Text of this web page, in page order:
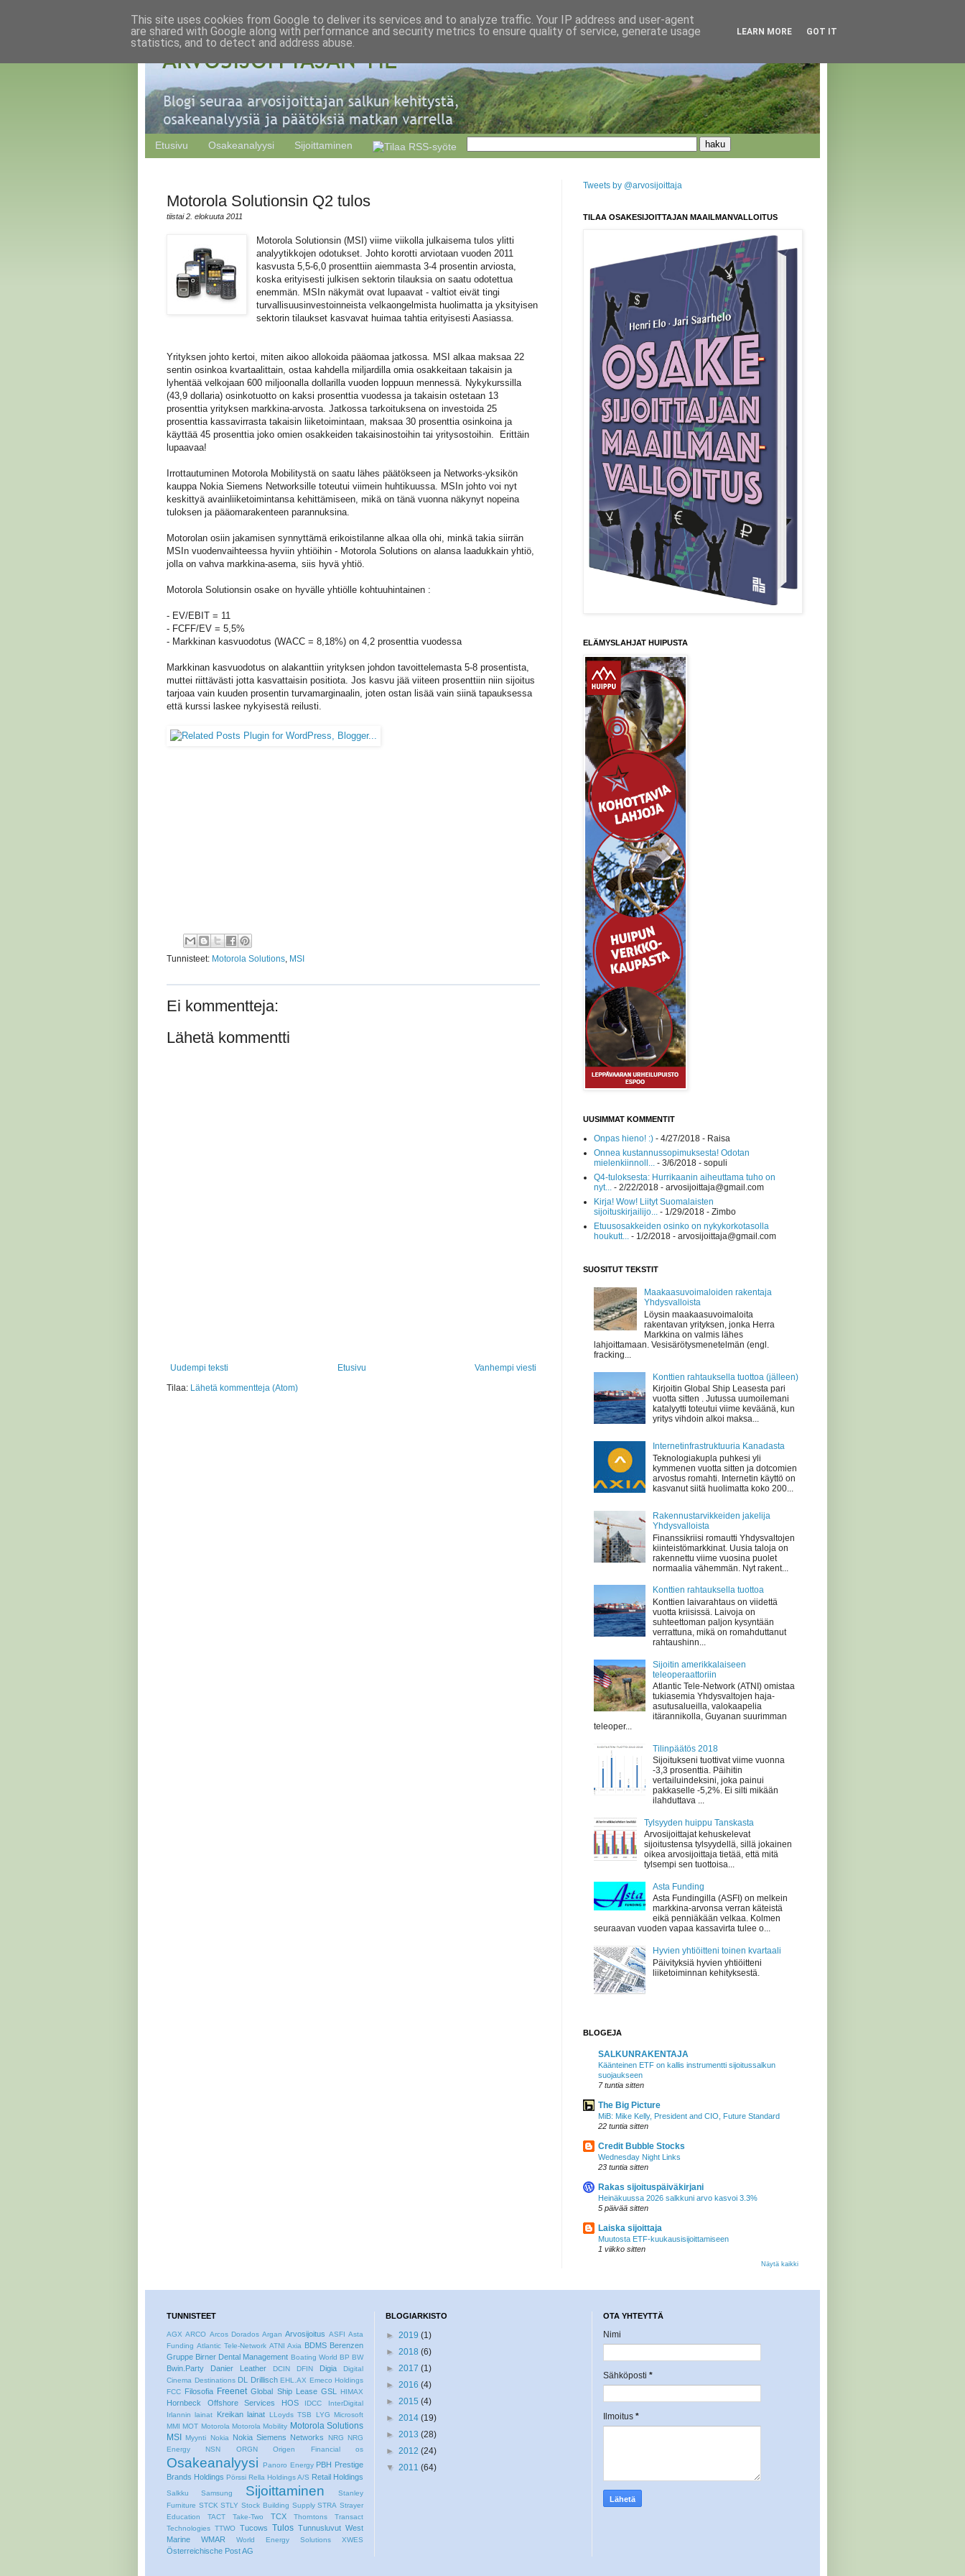
Etusivu Osakeanalyysi Sijoittaminen
Motorola Solutionsin Q2 tulos
tiistai 2. elokuuta 2011
Motorola Solutionsin (MSI) viime viikolla julkaisema tulos ylitti
analyytikkojen odotukset. Johto korotti arviotaan vuoden 2011
kasvusta 5,5-6,0 prosenttiin aiemmasta 3-4 prosentin arviosta,
koska erityisesti julkisen sektorin tilauksia on saatu odotettua
enemmän. MSIn näkymät ovat lupaavat - valtiot eivät tingi
turvallisuusinvestoinneista velkaongelmista huolimatta ja yksityisen
sektorin tilaukset kasvavat huimaa tahtia erityisesti Aasiassa.
Yrityksen johto kertoi, miten aikoo allokoida pääomaa jatkossa. MSI alkaa maksaa 22
sentin osinkoa kvartaalittain, ostaa kahdella miljardilla omia osakkeitaan takaisin ja
lyhentää velkojaan 600 miljoonalla dollarilla vuoden loppuun mennessä. Nykykurssilla
(43,9 dollaria) osinkotuotto on kaksi prosenttia vuodessa ja takaisin ostetaan 13
prosenttia yrityksen markkina-arvosta. Jatkossa tarkoituksena on investoida 25
prosenttia kassavirrasta takaisin liiketoimintaan, maksaa 30 prosenttia osinkoina ja
käyttää 45 prosenttia joko omien osakkeiden takaisinostoihin tai yritysostoihin. Erittäin
lupaavaa!
Irrottautuminen Motorola Mobilitystä on saatu lähes päätökseen ja Networks-yksikön
kauppa Nokia Siemens Networksille toteutui viimein huhtikuussa. MSIn johto voi nyt
keskittyä avainliiketoimintansa kehittämiseen, mikä on tänä vuonna näkynyt nopeina
tuloksen ja pääomarakenteen parannuksina.
Motorolan osiin jakamisen synnyttämä erikoistilanne alkaa olla ohi, minkä takia siirrän
MSIn vuodenvaihteessa hyviin yhtiöihin - Motorola Solutions on alansa laadukkain yhtiö,
jolla on vahva markkina-asema, siis hyvä yhtiö.
Motorola Solutionsin osake on hyvälle yhtiölle kohtuuhintainen :
- EV/EBIT = 11
- FCFF/EV = 5,5%
- Markkinan kasvuodotus (WACC = 8,18%) on 4,2 prosenttia vuodessa
Markkinan kasvuodotus on alakanttiin yrityksen johdon tavoittelemasta 5-8 prosentista,
muttei riittävästi jotta kasvattaisin positiota. Jos kasvu jää viiteen prosenttiin niin sijoitus
tarjoaa vain kuuden prosentin turvamarginaalin, joten ostan lisää vain siinä tapauksessa
että kurssi laskee nykyisestä reilusti.
Tunnisteet: Motorola Solutions MSI
Ei kommentteja:
Lähetä kommentti
Uudempi teksti Vanhempi viesti
Etusivu
Tilaa: Lähetä kommentteja (Atom)
Tweets by @arvosijoittaja
TILAA OSAKESIJOITTAJAN MAAILMANVALLOITUS
ELÄMYSLAHJAT HUIPUSTA
UUSIMMAT KOMMENTIT
Onpas hieno! :) - 4/27/2018 - Raisa
Onnea kustannussopimuksesta! Odotan
mielenkiinnoll... - 3/6/2018 - sopuli
Q4-tuloksesta: Hurrikaanin aiheuttama tuho on
nyt... - 2/22/2018 - arvosijoittaja@gmail.com
Kirja! Wow! Liityt Suomalaisten
sijoituskirjailijo... - 1/29/2018 - Zimbo
Etuusosakkeiden osinko on nykykorkotasolla
houkutt... - 1/2/2018 - arvosijoittaja@gmail.com
SUOSITUT TEKSTIT
Maakaasuvoimaloiden rakentaja
Yhdysvalloista
Löysin maakaasuvoimaloita
rakentavan yrityksen, jonka Herra
Markkina on valmis lähes
lahjoittamaan. Vesisärötysmenetelmän (engl.
fracking...
Konttien rahtauksella tuottoa (jälleen)
Kirjoitin Global Ship Leasesta pari
vuotta sitten . Jutussa uumoilemani
katalyytti toteutui viime keväänä, kun
yritys vihdoin alkoi maksa...
Internetinfrastruktuuria Kanadasta
Teknologiakupla puhkesi yli
kymmenen vuotta sitten ja dotcomien
arvostus romahti. Internetin käyttö on
kasvanut siitä huolimatta koko 200...
Rakennustarvikkeiden jakelija
Yhdysvalloista
Finanssikriisi romautti Yhdysvaltojen
kiinteistömarkkinat. Uusia taloja on
rakennettu viime vuosina puolet
normaalia vähemmän. Nyt rakent...
Konttien rahtauksella tuottoa
Konttien laivarahtaus on viidettä
vuotta kriisissä. Laivoja on
suhteettoman paljon kysyntään
verrattuna, mikä on romahduttanut
rahtaushinn...
Sijoitin amerikkalaiseen
teleoperaattoriin
Atlantic Tele-Network (ATNI) omistaa
tukiasemia Yhdysvaltojen haja-
asutusalueilla, valokaapelia
itärannikolla, Guyanan suurimman
teleoper...
Tilinpäätös 2018
Sijoitukseni tuottivat viime vuonna
-3,3 prosenttia. Päihitin
vertailuindeksini, joka painui
pakkaselle -5,2%. Ei silti mikään
ilahduttava ...
Tylsyyden huippu Tanskasta
Arvosijoittajat kehuskelevat
sijoitustensa tylsyydellä, sillä jokainen
oikea arvosijoittaja tietää, että mitä
tylsempi sen tuottoisa...
Asta Funding
Asta Fundingilla (ASFI) on melkein
markkina-arvonsa verran käteistä
eikä penniäkään velkaa. Kolmen
seuraavan vuoden vapaa kassavirta tulee o...
Hyvien yhtiöitteni toinen kvartaali
Päivityksiä hyvien yhtiöitteni
liiketoiminnan kehityksestä.
BLOGEJA
SALKUNRAKENTAJA
Käänteinen ETF on kallis instrumentti sijoitussalkun
suojaukseen
7 tuntia sitten
The Big Picture
MiB: Mike Kelly, President and CIO, Future Standard
22 tuntia sitten
Credit Bubble Stocks
Wednesday Night Links
23 tuntia sitten
Rakas sijoituspäiväkirjani
Heinäkuussa 2026 salkkuni arvo kasvoi 3.3%
5 päivää sitten
Laiska sijoittaja
Muutosta ETF-kuukausisijoittamiseen
1 viikko sitten
Näytä kaikki
TUNNISTEET
AGX ARCO Arcos Dorados Argan Arvosijoitus ASFI Asta
Funding Atlantic Tele-Network ATNI Axia BDMS Berenzen
Gruppe Birner Dental Management Boating World BP BW
Bwin.Party Danier Leather DCIN DFIN Digia
Digital
Cinema Destinations DL Drillisch EHL.AX Emeco Holdings
FCC Filosofia Freenet Global Ship Lease GSL HIMAX
Hornbeck Offshore Services HOS IDCC
InterDigital
Irlannin lainat
Kreikan lainat LLoyds TSB LYG Microsoft
MMI MOT Motorola Motorola Mobility Motorola Solutions
MSI Myynti Nokia Nokia Siemens Networks NRG NRG
Energy
NSN ORGN Origen Financial os
Osakeanalyysi Panoro Energy PBH Prestige
Brands Holdings Pörssi Rella Holdings A/S Retail Holdings
Salkku Samsung Sijoittaminen
Stanley
Furniture STCK STLY Stock Building Supply STRA Strayer
Education
TACT Take-Two TCX Thorntons
Transact
Technologies TTWO Tucows Tulos Tunnusluvut West
Marine
WMAR World Energy Solutions XWES
Österreichische Post AG
BLOGIARKISTO
► 2019 (1)
► 2018 (6)
► 2017 (1)
► 2016 (4)
► 2015 (4)
► 2014 (19)
► 2013 (28)
► 2012 (24)
▼ 2011 (64)
OTA YHTEYTTÄ
Nimi
Sähköposti *
Ilmoitus *
This site uses cookies from Google to deliver its services and to analyze traffic. Your IP address and user-agent
are shared with Google along with performance and security metrics to ensure quality of service, generate usage
statistics, and to detect and address abuse.
LEARN MORE GOT IT